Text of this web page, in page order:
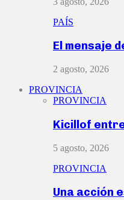
PAÍS
El mensaje
2 agosto, 2026
PROVINCIA
PROVINCIA
Kicillof
5 agosto, 2026
PROVINCIA
Una acción